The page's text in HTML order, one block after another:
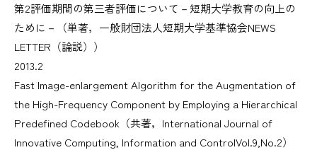
第2評価期間の第三者評価について－短期大学教育の向上の
ために－（単著，一般財団法人短期大学基準協会NEWS
LETTER（論説））
2013.2
Fast Image-enlargement Algorithm for the Augmentation of
the High-Frequency Component by Employing a Hierarchical
Predefined Codebook（共著，International Journal of
Innovative Computing, Information and ControlVol.9,No.2）